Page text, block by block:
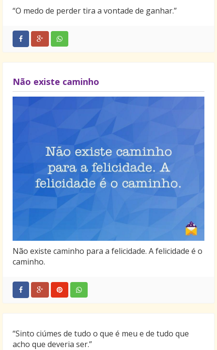
“O medo de perder tira a vontade de ganhar.”
Não existe caminho
Não existe caminho para a felicidade. A felicidade é o
caminho.
“Sinto ciúmes de tudo o que é meu e de tudo que
acho que deveria ser.”